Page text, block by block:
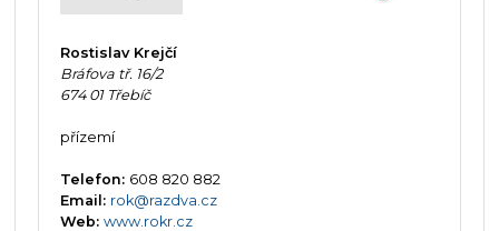
Rostislav Krejčí
Bráfova tř. 16/2
674 01 Třebíč
přízemí
Telefon: 608 820 882
Email: rok@razdva.cz
Web: www.rokr.cz